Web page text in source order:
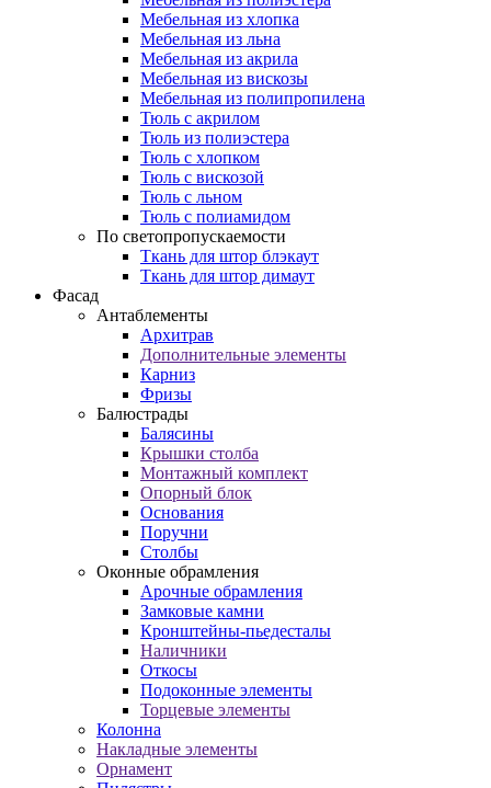
Мебельная из хлопка
Мебельная из льна
Мебельная из акрила
Мебельная из вискозы
Мебельная из полипропилена
Тюль с акрилом
Тюль из полиэстера
Тюль с хлопком
Тюль с вискозой
Тюль с льном
Тюль с полиамидом
По светопропускаемости
Ткань для штор блэкаут
Ткань для штор димаут
Фасад
Антаблементы
Архитрав
Дополнительные элементы
Карниз
Фризы
Балюстрады
Балясины
Крышки столба
Монтажный комплект
Опорный блок
Основания
Поручни
Столбы
Оконные обрамления
Арочные обрамления
Замковые камни
Кронштейны-пьедесталы
Наличники
Откосы
Подоконные элементы
Торцевые элементы
Колонна
Накладные элементы
Орнамент